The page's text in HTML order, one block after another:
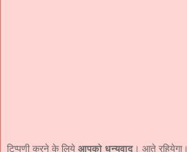
टिप्पणी करने के लिये आपको धन्यवाद । आते रहियेगा।